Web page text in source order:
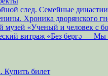
след. Семейные
Хроника дворянского
музей «Ученый и человек с
витраж «Без бергə — Мы
Купить билет